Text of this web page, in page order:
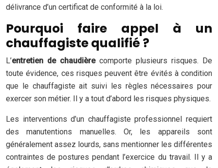
délivrance d’un certificat de conformité à la loi.
Pourquoi faire appel à un
chauffagiste qualifié ?
L’entretien de chaudièrecomporte plusieurs risques. De
toute évidence, ces risques peuvent être évités à condition
que le chauffagiste ait suivi les règles nécessaires pour
exercer son métier. Il y a tout d’abord les risques physiques.
Les interventions d’un chauffagiste professionnel requiert
des manutentions manuelles. Or, les appareils sont
généralement assez lourds, sans mentionner les différentes
contraintes de postures pendant l’exercice du travail. Il y a